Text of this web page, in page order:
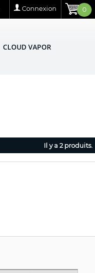
0
Connexion
CLOUD VAPOR
Il y a 2 produits.